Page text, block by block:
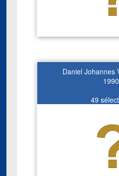
Daniel Johannes
1990
49